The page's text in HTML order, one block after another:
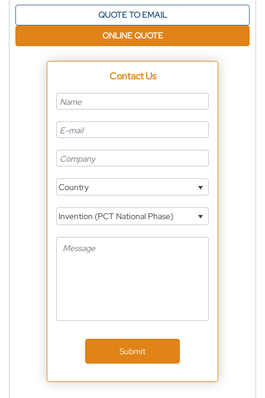
QUOTE TO EMAIL
ONLINE QUOTE
Contact Us
Country
Invention (PCT National Phase)
Submit